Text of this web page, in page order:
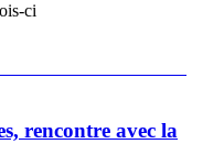
ci
rencontre avec la